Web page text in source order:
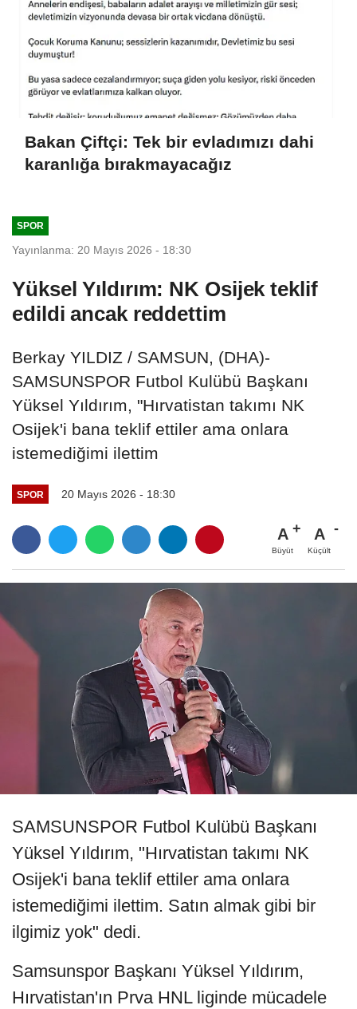
Bakan Çiftçi: Tek bir evladımızı dahi
karanlığa bırakmayacağız
SPOR
Yayınlanma: 20 Mayıs 2026 - 18:30
Yüksel Yıldırım: NK Osijek teklif
edildi ancak reddettim
Berkay YILDIZ / SAMSUN, (DHA)-
SAMSUNSPOR Futbol Kulübü Başkanı
Yüksel Yıldırım, "Hırvatistan takımı NK
Osijek'i bana teklif ettiler ama onlara
istemediğimi ilettim
SPOR 20 Mayıs 2026 - 18:30
A
Büyüt
A
Küçült
SAMSUNSPOR Futbol Kulübü Başkanı
Yüksel Yıldırım, "Hırvatistan takımı NK
Osijek'i bana teklif ettiler ama onlara
istemediğimi ilettim. Satın almak gibi bir
ilgimiz yok" dedi.
Samsunspor Başkanı Yüksel Yıldırım,
Hırvatistan'ın Prva HNL liginde mücadele